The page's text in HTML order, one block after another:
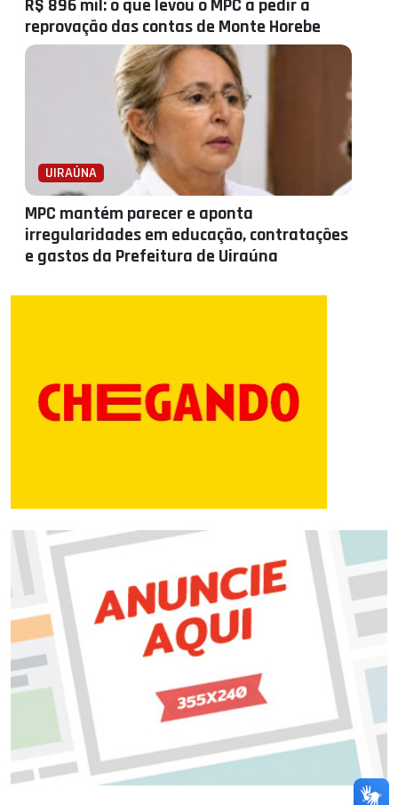
R$ 896 mil: o que levou o MPC a pedir a
reprovação das contas de Monte Horebe
UIRAÚNA
MPC mantém parecer e aponta
irregularidades em educação, contratações
e gastos da Prefeitura de Uiraúna